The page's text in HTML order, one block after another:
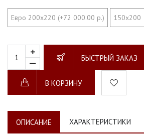
Евро 200х220 (+72 000.00 р.) 150х200
БЫСТРЫЙ ЗАКАЗ
В КОРЗИНУ
ОПИСАНИЕ ХАРАКТЕРИСТИКИ